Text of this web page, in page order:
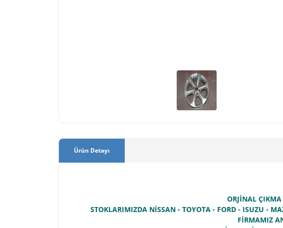
Ürün Detayı
ORJİNAL
STOKLARIMIZDA NİSSAN - TOYOTA - FORD - ISUZU -
FİRMAMIZ